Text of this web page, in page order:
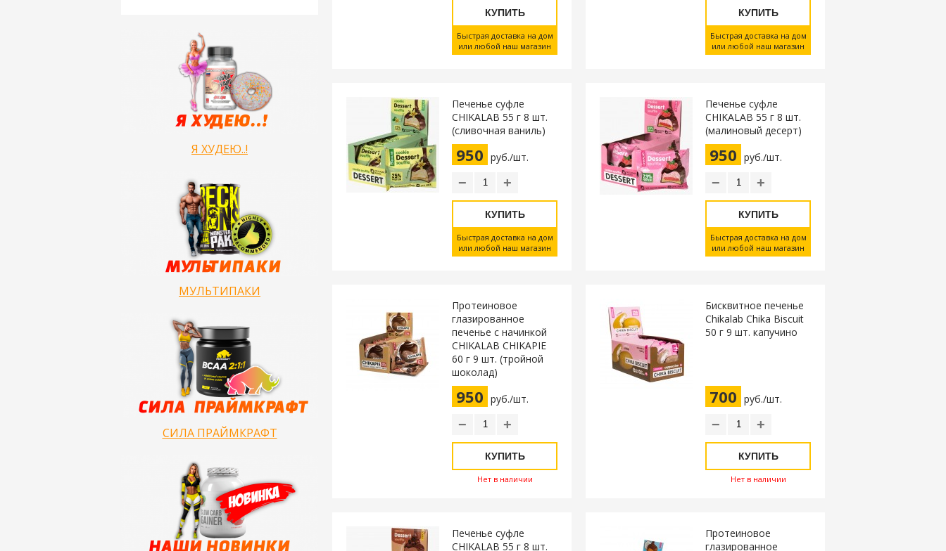
Я ХУДЕЮ..!
МУЛЬТИПАКИ
СИЛА ПРАЙМКРАФТ
КУПИТЬ
Быстрая доставка на дом
или любой наш магазин
КУПИТЬ
Быстрая доставка на дом
или любой наш магазин
Печенье суфле
CHIKALAB 55 г 8 шт.
(сливочная ваниль)
950 руб./шт.
− +
КУПИТЬ
Быстрая доставка на дом
или любой наш магазин
Печенье суфле
CHIKALAB 55 г 8 шт.
(малиновый десерт)
950 руб./шт.
− +
КУПИТЬ
Быстрая доставка на дом
или любой наш магазин
Протеиновое
глазированное
печенье с начинкой
CHIKALAB CHIKAPIE
60 г 9 шт. (тройной
шоколад)
950 руб./шт.
− +
КУПИТЬ
Нет в наличии
Бисквитное печенье
Chikalab Chika Biscuit
50 г 9 шт. капучино
700 руб./шт.
− +
КУПИТЬ
Нет в наличии
Печенье суфле
CHIKALAB 55 г 8 шт.
Протеиновое
глазированное